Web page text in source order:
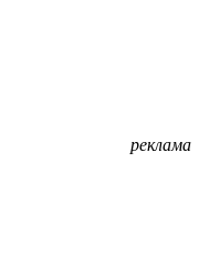
реклама
реклама